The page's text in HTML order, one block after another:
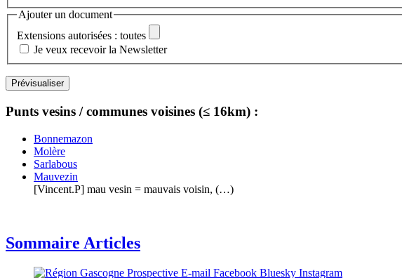
Ajouter un document
Extensions autorisées : toutes
Je veux recevoir la Newsletter
Punts vesins / communes voisines (≤ 16km) :
Bonnemazon
Molère
Sarlabous
Mauvezin
[Vincent.P] mau vesin = mauvais voisin, (…)
Sommaire Articles